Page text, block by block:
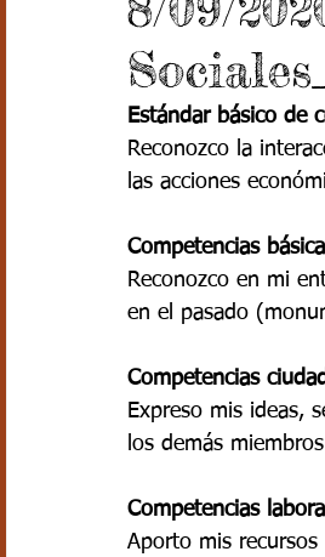
Grado 7 -2 Grado 8 Grado
PSICOLOGÍA INSTITUCIONAL
FORMACIÓN POR CICLOS
Estándar básico de
Reconozco la
las acciones
Competencias
Reconozco en mi
en el pasado
Competencias
Expreso mis ideas,
los demás
Competencias
Aporto mis recursos